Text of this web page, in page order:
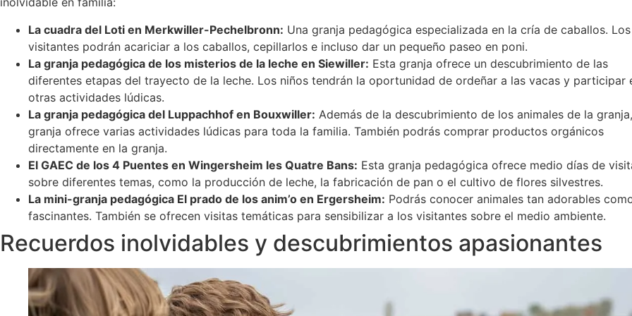
La cuadra del Loti en Merkwiller-Pechelbronn: Una granja pedagógica especializada en la cría de caballos. Los
visitantes podrán acariciar a los caballos, cepillarlos e incluso dar un pequeño paseo en poni.
La granja pedagógica de los misterios de la leche en Siewiller: Esta granja ofrece un descubrimiento de las
diferentes etapas del trayecto de la leche. Los niños tendrán la oportunidad de ordeñar a las vacas y participar
otras actividades lúdicas.
La granja pedagógica del Luppachhof en Bouxwiller: Además de la descubrimiento de los animales de la
granja ofrece varias actividades lúdicas para toda la familia. También podrás comprar productos orgánicos
directamente en la granja.
El GAEC de los 4 Puentes en Wingersheim les Quatre Bans: Esta granja pedagógica ofrece medio días de
sobre diferentes temas, como la producción de leche, la fabricación de pan o el cultivo de flores silvestres.
La mini-granja pedagógica El prado de los anim’o en Ergersheim: Podrás conocer animales tan adorables
fascinantes. También se ofrecen visitas temáticas para sensibilizar a los visitantes sobre el medio ambiente.
Recuerdos inolvidables y descubrimientos apasionantes